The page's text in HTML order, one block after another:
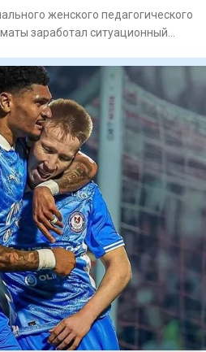
женского педагогического
заработал ситуационный